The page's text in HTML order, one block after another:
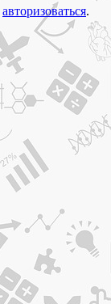
авторизоваться.